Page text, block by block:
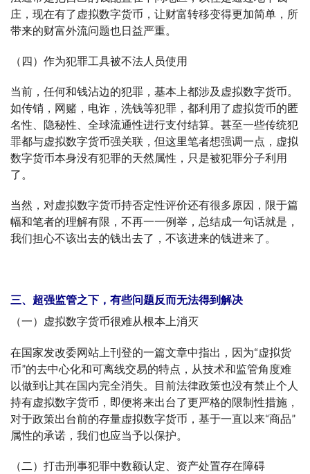
庄，现在有了虚拟数字货币，让财富转移变得更加简单，所
带来的财富外流问题也日益严重。
（四）作为犯罪工具被不法人员使用
当前，任何和钱沾边的犯罪，基本上都涉及虚拟数字货币。
如传销，网赌，电诈，洗钱等犯罪，都利用了虚拟货币的匿
名性、隐秘性、全球流通性进行支付结算。甚至一些传统犯
罪都与虚拟数字货币强关联，但这里笔者想强调一点，虚拟
数字货币本身没有犯罪的天然属性，只是被犯罪分子利用
了。
当然，对虚拟数字货币持否定性评价还有很多原因，限于篇
幅和笔者的理解有限，不再一一例举，总结成一句话就是，
我们担心不该出去的钱出去了，不该进来的钱进来了。
三、超强监管之下，有些问题反而无法得到解决
（一）虚拟数字货币很难从根本上消灭
在国家发改委网站上刊登的一篇文章中指出，因为“虚拟货
币”的去中心化和可离线交易的特点，从技术和监管角度难
以做到让其在国内完全消失。目前法律政策也没有禁止个人
持有虚拟数字货币，即便将来出台了更严格的限制性措施，
对于政策出台前的存量虚拟数字货币，基于一直以来“商品”
属性的承诺，我们也应当予以保护。
（二）打击刑事犯罪中数额认定、资产处置存在障碍